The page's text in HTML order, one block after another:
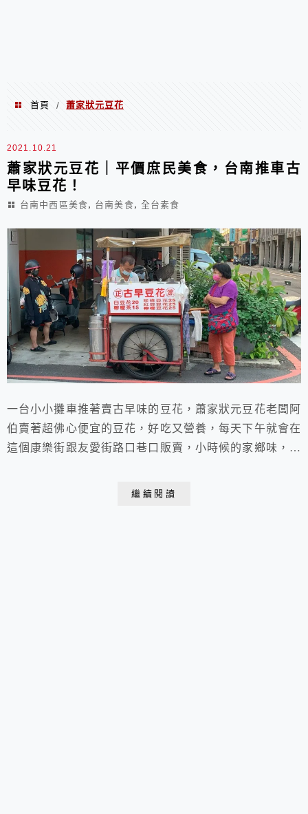
首頁 / 蕭家狀元豆花
蕭家狀元豆花
2021.10.21
蕭家狀元豆花｜平價庶民美食，台南推車古
早味豆花！
台南中西區美食, 台南美食, 全台素食
一台小小攤車推著賣古早味的豆花，蕭家狀元豆花老闆阿
伯賣著超佛心便宜的豆花，好吃又營養，每天下午就會在
這個康樂街跟友愛街路口巷口販賣，小時候的家鄉味，厚
繼續閱讀